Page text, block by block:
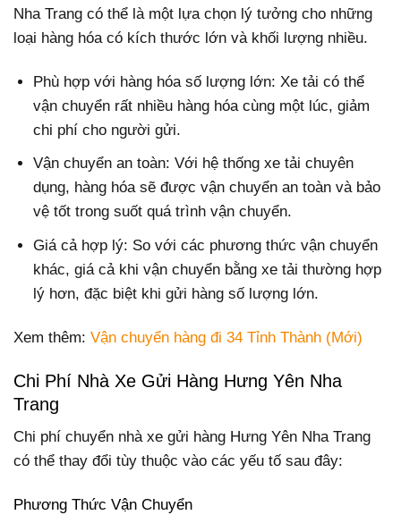
Nha Trang có thể là một lựa chọn lý tưởng cho những
loại hàng hóa có kích thước lớn và khối lượng nhiều.
Phù hợp với hàng hóa số lượng lớn: Xe tải có thể
vận chuyển rất nhiều hàng hóa cùng một lúc, giảm
chi phí cho người gửi.
Vận chuyển an toàn: Với hệ thống xe tải chuyên
dụng, hàng hóa sẽ được vận chuyển an toàn và bảo
vệ tốt trong suốt quá trình vận chuyển.
Giá cả hợp lý: So với các phương thức vận chuyển
khác, giá cả khi vận chuyển bằng xe tải thường hợp
lý hơn, đặc biệt khi gửi hàng số lượng lớn.
Xem thêm: Vận chuyển hàng đi 34 Tỉnh Thành (Mới)
Chi Phí Nhà Xe Gửi Hàng Hưng Yên Nha
Trang
Chi phí chuyển nhà xe gửi hàng Hưng Yên Nha Trang
có thể thay đổi tùy thuộc vào các yếu tố sau đây:
Phương Thức Vận Chuyển